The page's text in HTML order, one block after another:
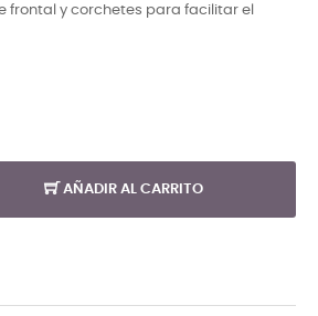
frontal y corchetes para facilitar el
AÑADIR AL CARRITO